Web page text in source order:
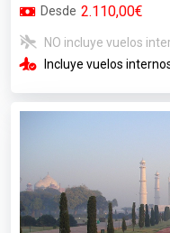
Desde 2.110,00€
NO incluye vuelos
Incluye vuelos